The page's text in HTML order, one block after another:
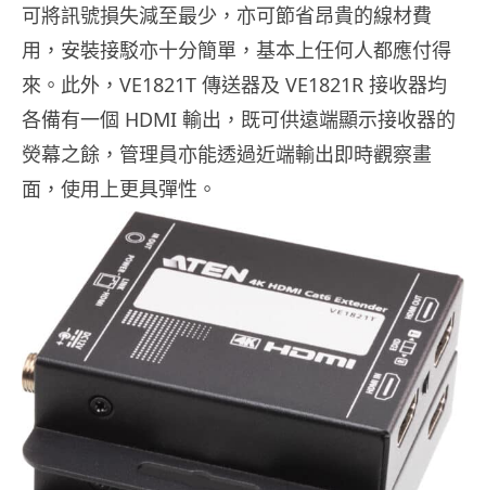
可將訊號損失減至最少，亦可節省昂貴的線材費
用，安裝接駁亦十分簡單，基本上任何人都應付得
來。此外，VE1821T 傳送器及 VE1821R 接收器均
各備有一個 HDMI 輸出，既可供遠端顯示接收器的
熒幕之餘，管理員亦能透過近端輸出即時觀察畫
面，使用上更具彈性。